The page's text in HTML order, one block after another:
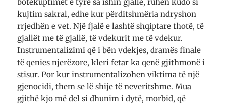
kujtim sakral, edhe kur përditshmëria ndryshon
rrjedhën e vet. Një fjalë e lashtë shqiptare thotë, të
gjallët me të gjallë, të vdekurit me të vdekur.
Instrumentalizimi që i bën vdekjes, dramës finale
të qenies njerëzore, kleri fetar ka qenë gjithmonë i
stisur. Por kur instrumentalizohen viktima të një
gjenocidi, them se lë shije të neveritshme. Mua
gjithë kjo më del si dhunim i dytë, morbid, që